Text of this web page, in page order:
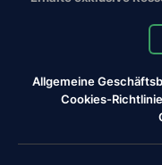
Allgemeine
Cookies-